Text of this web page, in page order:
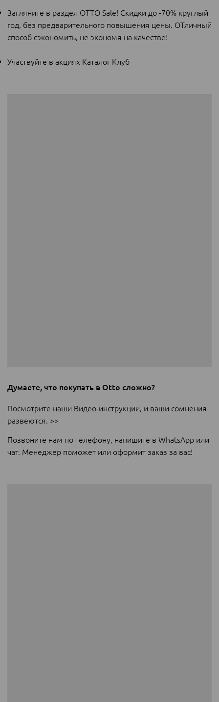
Загляните в раздел ОТТО Sale! Скидки до -70% круглый
год, без предварительного повышения цены. ОТличный
способ сэкономить, не экономя на качестве!
Участвуйте в акциях Каталог Клуб
Думаете, что покупать в Otto сложно?
Посмотрите наши Видео-инструкции, и ваши сомнения
развеются. >>
Позвоните нам по телефону, напишите в WhatsApp или
чат. Менеджер поможет или оформит заказ за вас!